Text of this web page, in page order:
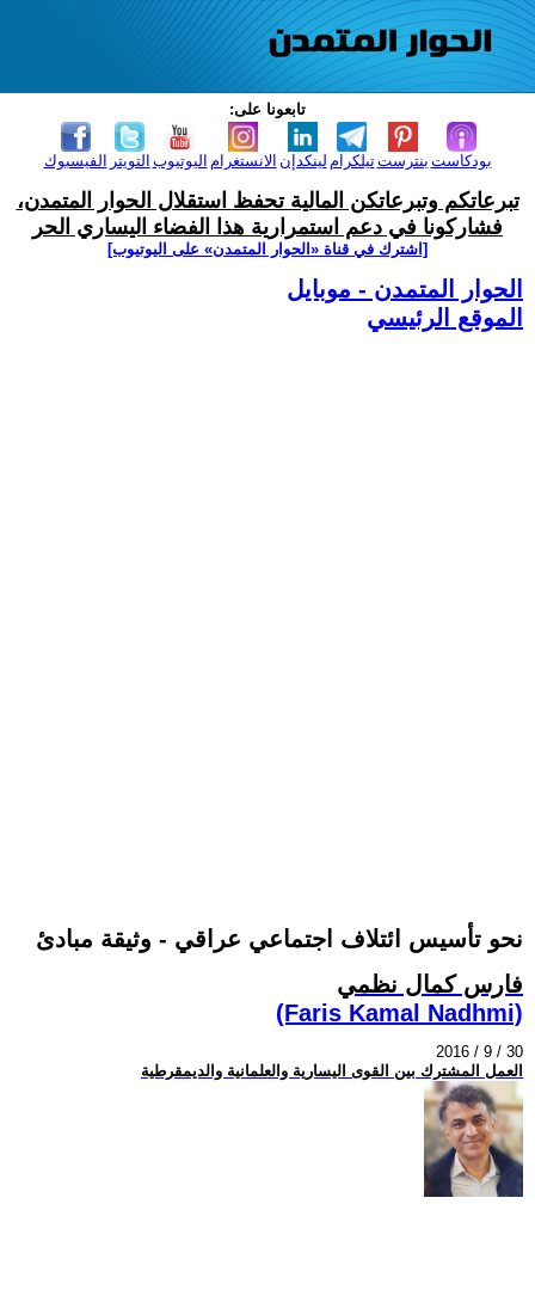
تابعونا على:
الفيسبوك التويتر اليوتيوب الانستغرام لينكدإن تيلكرامبنترست بودكاست
تبرعاتكم وتبرعاتكن المالية تحفظ استقلال الحوار المتمدن،
فشاركونا في دعم استمرارية هذا الفضاء اليساري الحر
[اشترك في قناة ‫«الحوار المتمدن» على اليوتيوب]
الحوار المتمدن - موبايل
الموقع الرئيسي
نحو تأسيس ائتلاف اجتماعي عراقي - وثيقة مبادئ
فارس كمال نظمي
(Faris Kamal Nadhmi)
2016 / 9 / 30
العمل المشترك بين القوى اليسارية والعلمانية والديمقرطية